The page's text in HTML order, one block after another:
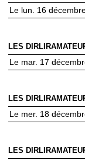
Le lun. 16
LES
Le mar. 17
LES
Le mer. 18
LES